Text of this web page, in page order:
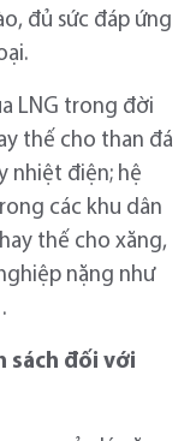
đủ sức đáp ứng
LNG trong đời
thế cho than đá
nhiệt điện; hệ
các khu dân
thế cho xăng,
nặng như
sách đối với